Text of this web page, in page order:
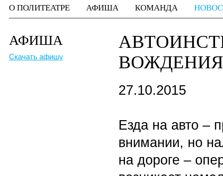
О ПОЛИТЕАТРЕ АФИША КОМАНДА
АФИША
Скачать афишу
ВОЖДЕНИЯ
27.10.2015
Езда на авто –
внимании, но
на дороге –